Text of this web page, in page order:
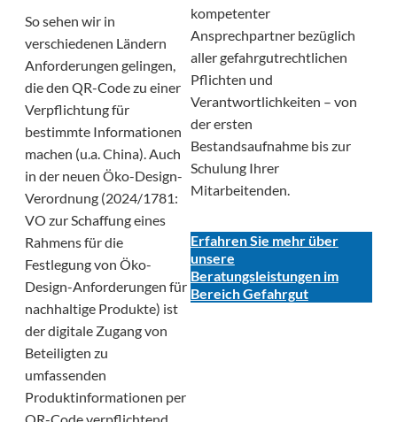
So sehen wir in
verschiedenen Ländern
Anforderungen gelingen,
die den QR-Code zu einer
Verpflichtung für
bestimmte Informationen
machen (u.a. China). Auch
in der neuen Öko-Design-
Verordnung (2024/1781:
VO zur Schaffung eines
Rahmens für die
Festlegung von Öko-
Design-Anforderungen für
nachhaltige Produkte) ist
der digitale Zugang von
Beteiligten zu
umfassenden
Produktinformationen per
kompetenter
Ansprechpartner bezüglich
aller gefahrgutrechtlichen
Pflichten und
Verantwortlichkeiten – von
der ersten
Bestandsaufnahme bis zur
Schulung Ihrer
Mitarbeitenden.
Erfahren Sie mehr über
unsere
Beratungsleistungen im
Bereich Gefahrgut